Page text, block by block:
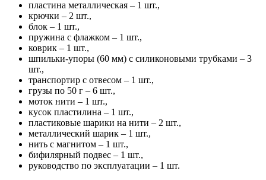
пластина металлическая – 1 шт.,
крючки – 2 шт.,
блок – 1 шт.,
пружина с флажком – 1 шт.,
коврик – 1 шт.,
шпильки-упоры (60 мм) с силиконовыми трубками – 3
шт.,
транспортир с отвесом – 1 шт.,
грузы по 50 г – 6 шт.,
моток нити – 1 шт.,
кусок пластилина – 1 шт.,
пластиковые шарики на нити – 2 шт.,
металлический шарик – 1 шт.,
нить с магнитом – 1 шт.,
бифилярный подвес – 1 шт.,
руководство по эксплуатации – 1 шт.